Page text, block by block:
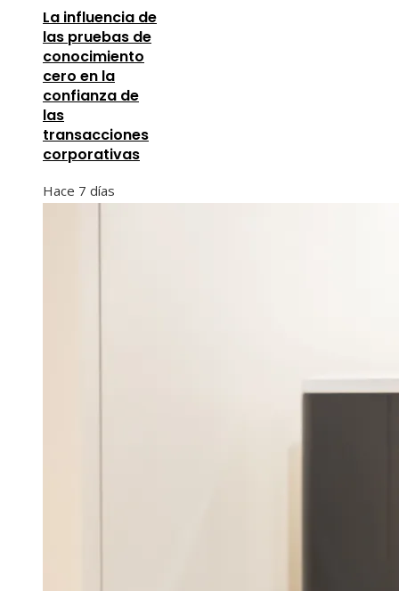
La influencia de
las pruebas de
conocimiento
cero en la
confianza de
las
transacciones
corporativas
Hace 7 días